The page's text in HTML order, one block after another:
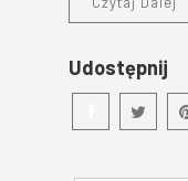
Udostępnij